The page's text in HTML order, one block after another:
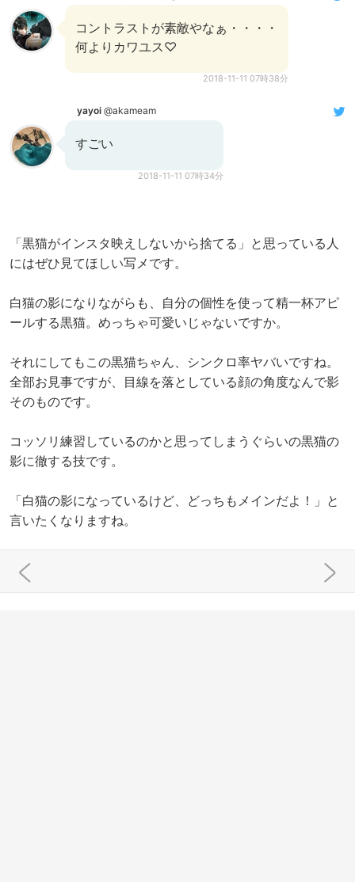
コントラストが素敵やなぁ・・・・
何よりカワユス♡
2018-11-11 07時38分
yayoi @akameam
すごい
2018-11-11 07時34分
「黒猫がインスタ映えしないから捨てる」と思っている人
にはぜひ見てほしい写メです。
白猫の影になりながらも、自分の個性を使って精一杯アピ
ールする黒猫。めっちゃ可愛いじゃないですか。
それにしてもこの黒猫ちゃん、シンクロ率ヤバいですね。
全部お見事ですが、目線を落としている顔の角度なんで影
そのものです。
コッソリ練習しているのかと思ってしまうぐらいの黒猫の
影に徹する技です。
「白猫の影になっているけど、どっちもメインだよ！」と
言いたくなりますね。